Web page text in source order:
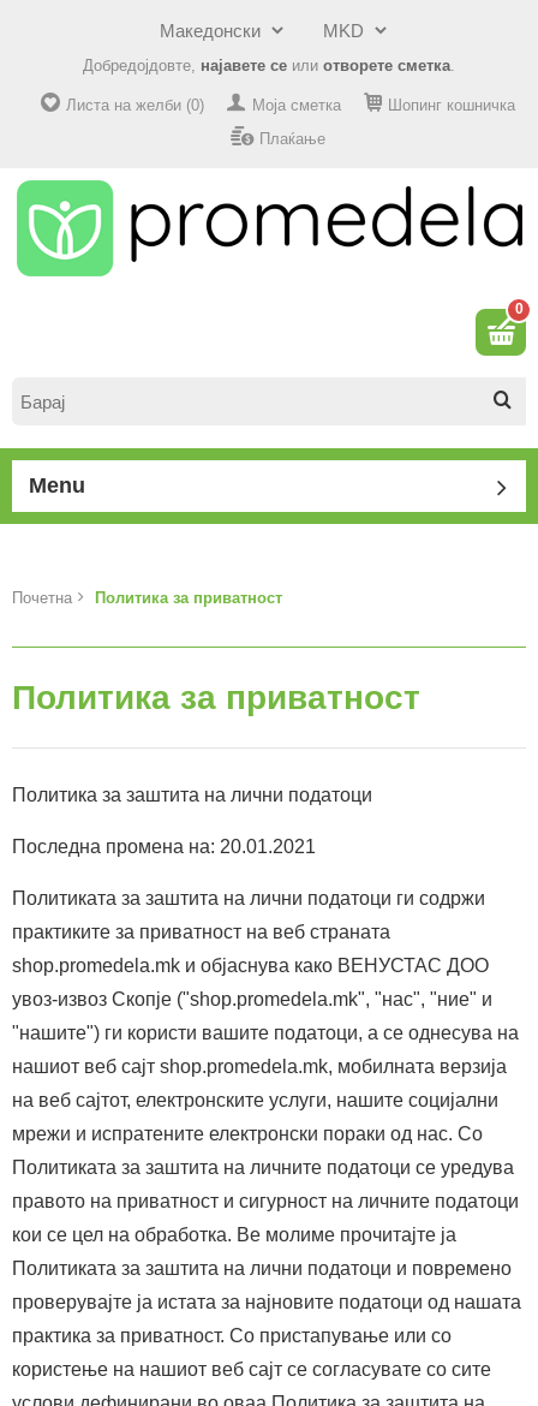
Добредојдовте, најавете се или отворете сметка.
Листа на желби (0) Моја сметка
Шопинг кошничка
Плаќање
0
Menu
Почетна Политика за приватност
Политика за приватност
Политика за заштита на лични податоци
Последна промена на: 20.01.2021
Политиката за заштита на лични податоци ги содржи
практиките за приватност на веб страната
shop.promedela.mk и објаснува како ВЕНУСТАС ДОО
увоз-извоз Скопје ("shop.promedela.mk", "нас", "ние" и
"нашите") ги користи вашите податоци, а се однесува на
нашиот веб сајт shop.promedela.mk, мобилната верзија
на веб сајтот, електронските услуги, нашите социјални
мрежи и испратените електронски пораки од нас. Со
Политиката за заштита на личните податоци се уредува
правото на приватност и сигурност на личните податоци
кои се цел на обработка. Ве молиме прочитајте ја
Политиката за заштита на лични податоци и повремено
проверувајте ја истата за најновите податоци од нашата
практика за приватност. Со пристaпување или со
користење на нашиот веб сајт се согласувате со сите